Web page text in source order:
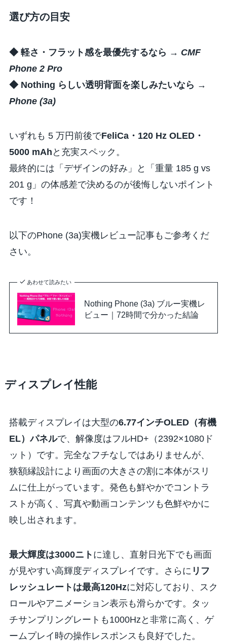
選び方の目安
◆ 軽さ・フラット感を最優先するなら → CMF
Phone 2 Pro
◆ Nothing らしい透明背面を楽しみたいなら →
Phone (3a)
いずれも 5 万円前後でFeliCa・120 Hz OLED・
5000 mAh と充実スペック。
最終的には「デザインの好み」と「重量 185 g vs
201 g」の体感差で決めるのが後悔しないポイント
です！
以下のPhone (3a)実機レビュー記事もご参考くだ
さい。
あわせて読みたい
Nothing Phone (3a) ブルー実機レ
ビュー｜72時間で分かった結論
ディスプレイ性能
搭載ディスプレイは大型の6.77インチOLED（有機
EL）パネルで、解像度はフルHD+（2392×1080ド
ット）です。完全なフチなしではありませんが、
狭額縁設計により画面の大きさの割に本体がスリ
ムに仕上がっています。発色も鮮やかでコントラ
ストが高く、写真や動画コンテンツも色鮮やかに
映し出されます。
最大輝度は3000ニト に達し、直射日光下でも画面
が見やすい高輝度ディスプレイです。さらに リフ
レッシュレートは最高120Hzに対応しており、スク
ロールやアニメーション表示も滑らかです。タッ
チサンプリングレートも1000Hzと非常に高く、ゲ
ームプレイ時の操作レスポンスも良好でした。